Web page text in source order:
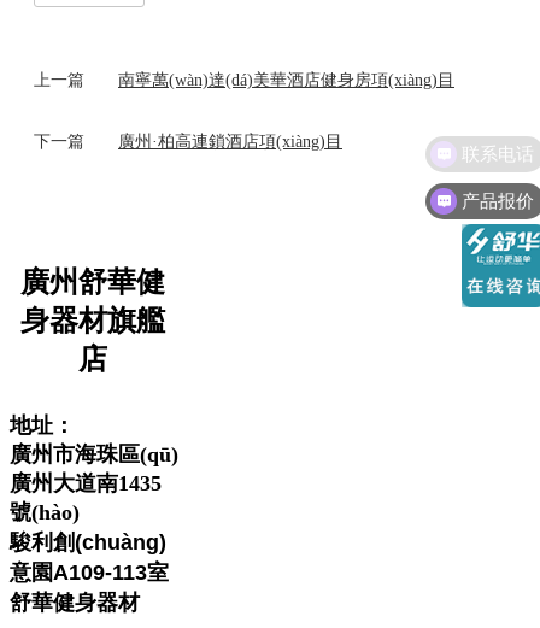
上一篇 南寧萬(wàn)達(dá)美華酒店健身房項(xiàng)目
下一篇 廣州·柏高連鎖酒店項(xiàng)目
廣州舒華健
身器材旗艦
店
地址：
廣州市海珠區(qū)
廣州大道南1435
號(hào)
駿利創(chuàng)
意園A109-113室
舒華健身器材
产品报价
联系电话